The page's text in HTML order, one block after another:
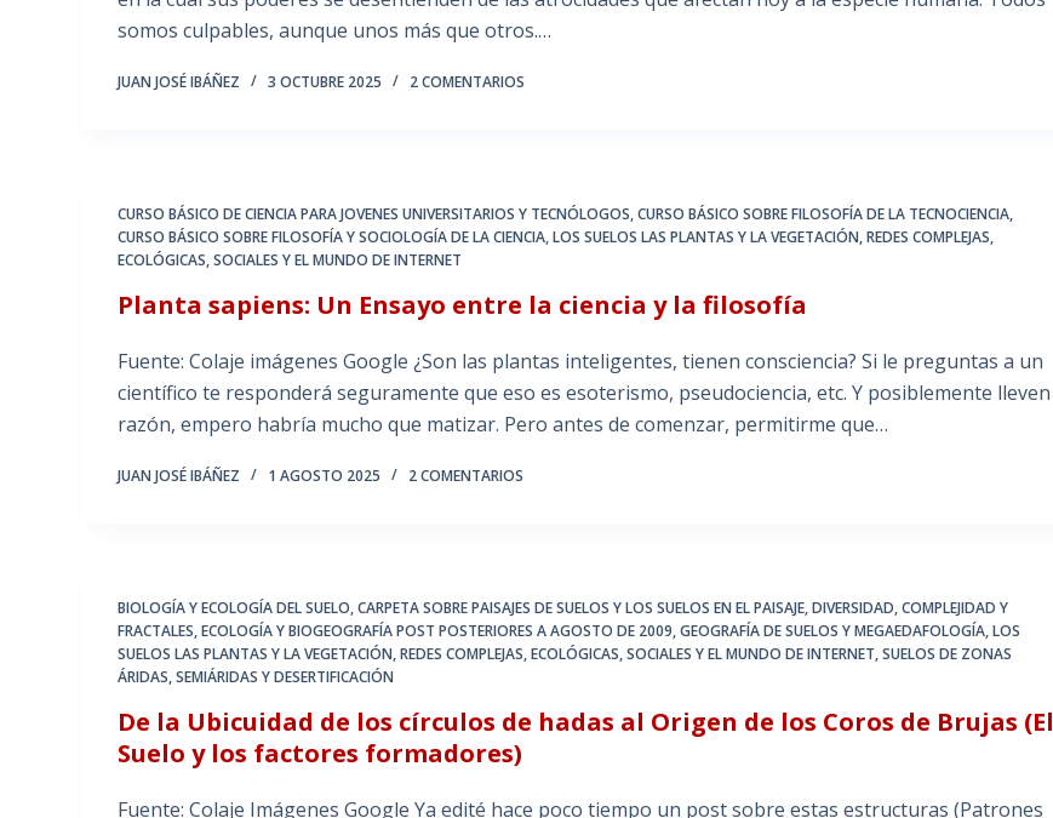
somos culpables, aunque unos más que otros.…
JUAN JOSÉ IBÁÑEZ 3 OCTUBRE 2025 2 COMENTARIOS
CURSO BÁSICO DE CIENCIA PARA JOVENES UNIVERSITARIOS Y TECNÓLOGOS,CURSO BÁSICO SOBRE FILOSOFÍA DE LA TECNOCIENCIA,
CURSO BÁSICO SOBRE FILOSOFÍA Y SOCIOLOGÍA DE LA CIENCIA,LOS SUELOS LAS PLANTAS Y LA VEGETACIÓN,REDES COMPLEJAS,
ECOLÓGICAS, SOCIALES Y EL MUNDO DE INTERNET
Planta sapiens: Un Ensayo entre la ciencia y la filosofía
Fuente: Colaje imágenes Google ¿Son las plantas inteligentes, tienen consciencia? Si le preguntas a un
científico te responderá seguramente que eso es esoterismo, pseudociencia, etc. Y posiblemente lleven
razón, empero habría mucho que matizar. Pero antes de comenzar, permitirme que…
JUAN JOSÉ IBÁÑEZ 1 AGOSTO 2025 2 COMENTARIOS
BIOLOGÍA Y ECOLOGÍA DEL SUELO,CARPETA SOBRE PAISAJES DE SUELOS Y LOS SUELOS EN EL PAISAJE,DIVERSIDAD, COMPLEJIDAD Y
FRACTALES,ECOLOGÍA Y BIOGEOGRAFÍA POST POSTERIORES A AGOSTO DE 2009,GEOGRAFÍA DE SUELOS Y MEGAEDAFOLOGÍA,LOS
SUELOS LAS PLANTAS Y LA VEGETACIÓN,REDES COMPLEJAS, ECOLÓGICAS, SOCIALES Y EL MUNDO DE INTERNET,SUELOS DE ZONAS
ÁRIDAS, SEMIÁRIDAS Y DESERTIFICACIÓN
De la Ubicuidad de los círculos de hadas al Origen de los Coros de Brujas (El
Suelo y los factores formadores)
Fuente: Colaje Imágenes Google Ya edité hace poco tiempo un post sobre estas estructuras (Patrones